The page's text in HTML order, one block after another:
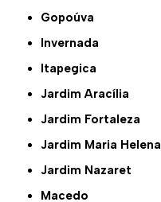
Gopoúva
Invernada
Itapegica
Jardim Aracília
Jardim Fortaleza
Jardim Maria Helena
Jardim Nazaret
Macedo